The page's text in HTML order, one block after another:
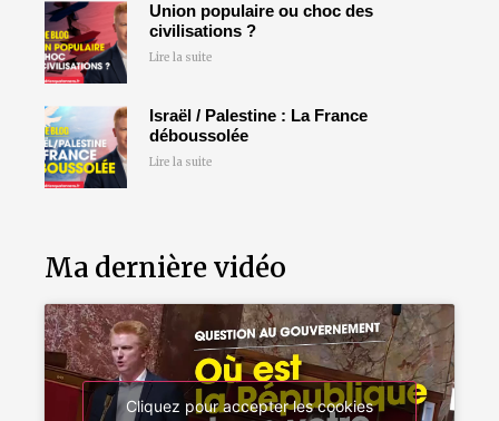
Union populaire ou choc des
civilisations ?
Lire la suite
Israël / Palestine : La France
déboussolée
Lire la suite
Ma dernière vidéo
Cliquez pour accepter les cookies